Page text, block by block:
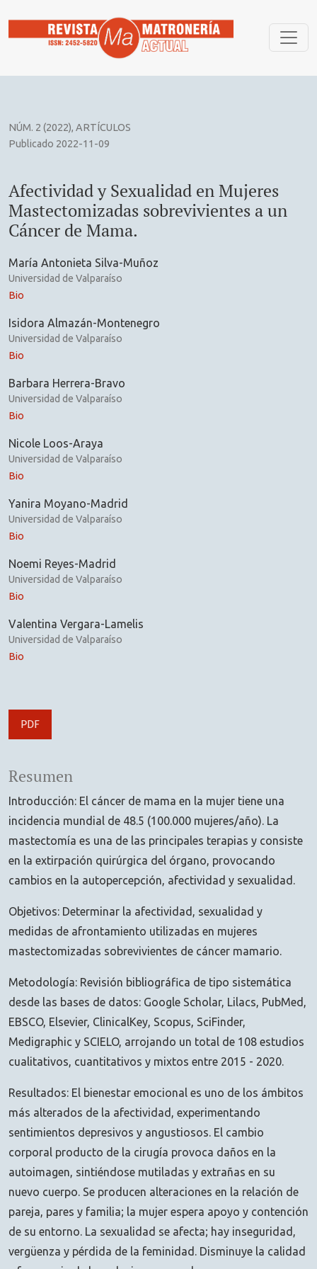
NÚM. 2 (2022), ARTÍCULOS
Afectividad y Sexualidad en Mujeres
Mastectomizadas sobrevivientes a un
Cáncer de Mama.
Publicado 2022-11-09
María Antonieta Silva-Muñoz
Universidad de Valparaíso
Bio
Isidora Almazán-Montenegro
Universidad de Valparaíso
Bio
Barbara Herrera-Bravo
Universidad de Valparaíso
Bio
Nicole Loos-Araya
Universidad de Valparaíso
Bio
Yanira Moyano-Madrid
Universidad de Valparaíso
Bio
Noemi Reyes-Madrid
Universidad de Valparaíso
Bio
Valentina Vergara-Lamelis
Universidad de Valparaíso
Bio
PDF
Resumen
Introducción: El cáncer de mama en la mujer tiene una
incidencia mundial de 48.5 (100.000 mujeres/año). La
mastectomía es una de las principales terapias y consiste
en la extirpación quirúrgica del órgano, provocando
cambios en la autopercepción, afectividad y sexualidad.
Objetivos: Determinar la afectividad, sexualidad y
medidas de afrontamiento utilizadas en mujeres
mastectomizadas sobrevivientes de cáncer mamario.
Metodología: Revisión bibliográfica de tipo sistemática
desde las bases de datos: Google Scholar, Lilacs, PubMed,
EBSCO, Elsevier, ClinicalKey, Scopus, SciFinder,
Medigraphic y SCIELO, arrojando un total de 108 estudios
cualitativos, cuantitativos y mixtos entre 2015 - 2020.
Resultados: El bienestar emocional es uno de los ámbitos
más alterados de la afectividad, experimentando
sentimientos depresivos y angustiosos. El cambio
corporal producto de la cirugía provoca daños en la
autoimagen, sintiéndose mutiladas y extrañas en su
nuevo cuerpo. Se producen alteraciones en la relación de
pareja, pares y familia; la mujer espera apoyo y contención
de su entorno. La sexualidad se afecta; hay inseguridad,
vergüenza y pérdida de la feminidad. Disminuye la calidad